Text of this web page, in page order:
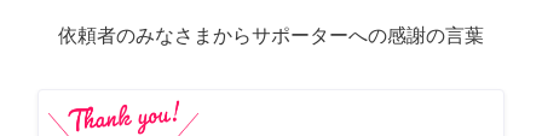
依頼者のみなさまからサポーターへの感謝の言葉